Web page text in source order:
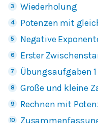
Wiederholung
Potenzen mit
Negative
Erster
Übungsaufgaben 1
Große und kleine
Rechnen mit